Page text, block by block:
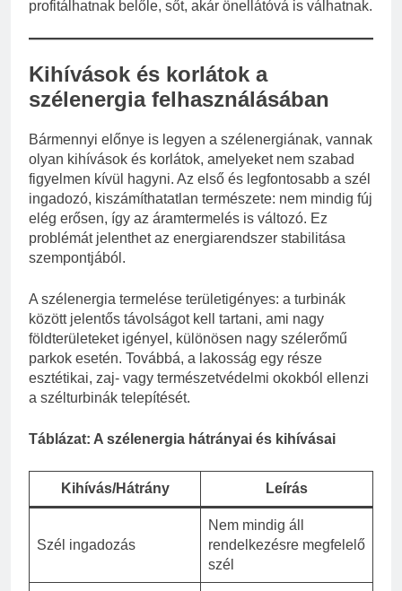
profitálhatnak belőle, sőt, akár önellátóvá is válhatnak.
Kihívások és korlátok a
szélenergia felhasználásában
Bármennyi előnye is legyen a szélenergiának, vannak
olyan kihívások és korlátok, amelyeket nem szabad
figyelmen kívül hagyni. Az első és legfontosabb a szél
ingadozó, kiszámíthatatlan természete: nem mindig fúj
elég erősen, így az áramtermelés is változó. Ez
problémát jelenthet az energiarendszer stabilitása
szempontjából.
A szélenergia termelése területigényes: a turbinák
között jelentős távolságot kell tartani, ami nagy
földterületeket igényel, különösen nagy szélerőmű
parkok esetén. Továbbá, a lakosság egy része
esztétikai, zaj- vagy természetvédelmi okokból ellenzi
a szélturbinák telepítését.
Táblázat: A szélenergia hátrányai és kihívásai
Kihívás/Hátrány Leírás
Szél ingadozás
Nem mindig áll
rendelkezésre megfelelő
szél